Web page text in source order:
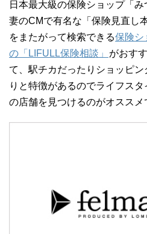
日本最大級の保険ショップ「
妻のCMで有名な「保険見直し
をまたがって検索できる保険シ
の「LIFULL保険相談」
がおす
て、駅チカだったりショッピ
りと特徴があるのでライフス
の店舗を見つけるのがオススメ